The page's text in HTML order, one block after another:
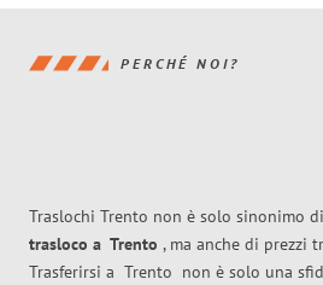
PERCHÉ NOI?
Traslochi Trento non è solo sinonimo di
trasloco a Trento , ma anche di prezzi
Trasferirsi a Trento non è solo una